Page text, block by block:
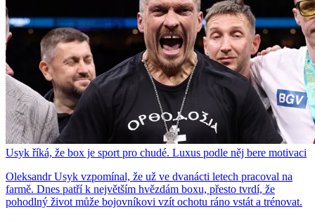
Usyk říká, že box je sport pro chudé. Luxus podle něj bere motivaci
Oleksandr Usyk vzpomínal, že už ve dvanácti letech pracoval na
farmě. Dnes patří k největším hvězdám boxu, přesto tvrdí, že
pohodlný život může bojovníkovi vzít ochotu ráno vstát a trénovat.